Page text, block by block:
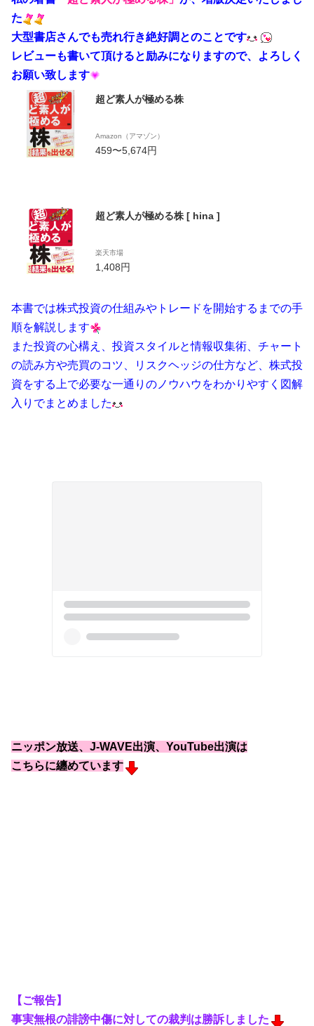
た
大型書店さんでも売れ行き絶好調とのことです
レビューも書いて頂けると励みになりますので、よろしく
お願い致します
超ど素人が極める株
Amazon（アマゾン）
459〜5,674円
超ど素人が極める株 [ hina ]
楽天市場
1,408円
本書では株式投資の仕組みやトレードを開始するまでの手
順を解説します
また投資の心構え、投資スタイルと情報収集術、チャート
の読み方や売買のコツ、リスクヘッジの仕方など、株式投
資をする上で必要な一通りのノウハウをわかりやすく図解
入りでまとめました
ニッポン放送、J-WAVE出演、YouTube出演は
こちらに纏めています
【ご報告】
事実無根の誹謗中傷に対しての裁判は勝訴しました